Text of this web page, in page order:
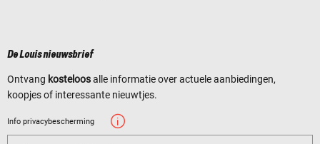
De Louis nieuwsbrief
Ontvang kosteloosalle informatie over actuele aanbiedingen,
koopjes of interessante nieuwtjes.
Info privacybescherming